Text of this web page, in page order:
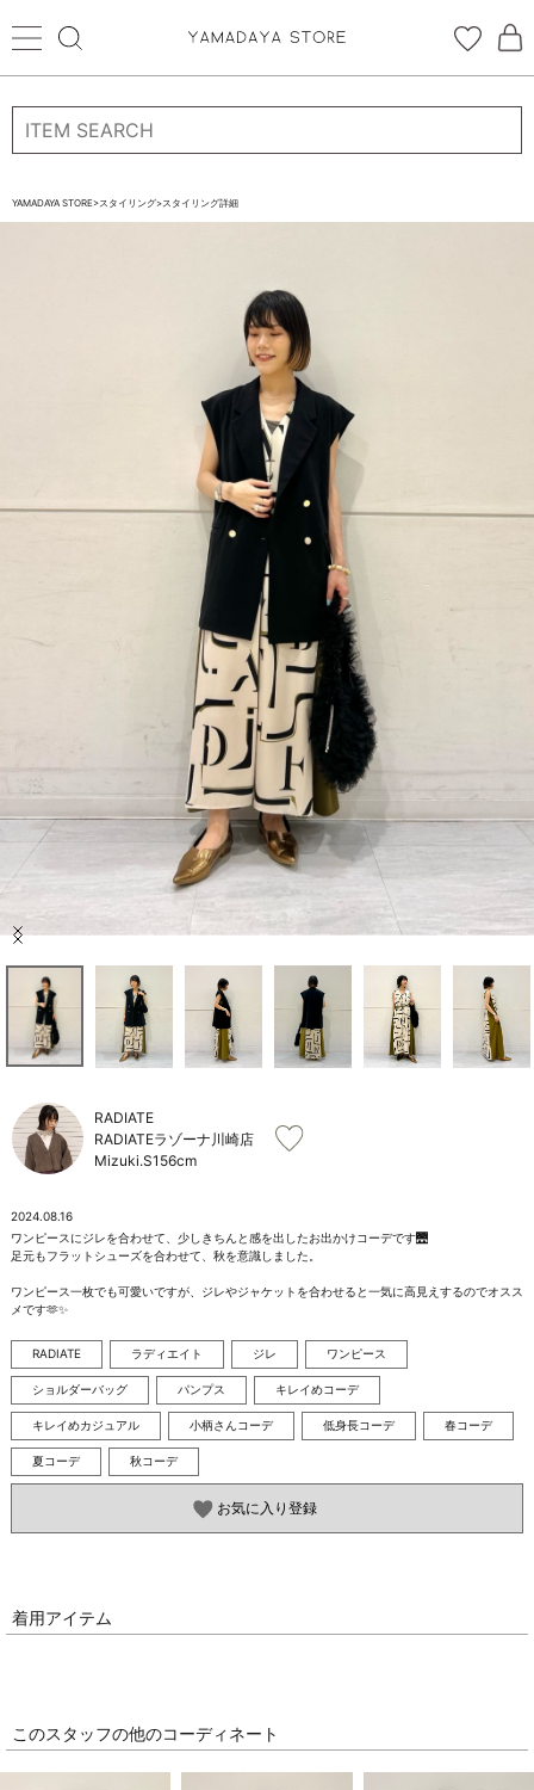
ログイン 新規会員登録
STORE BRAND・LABELから探す
NEWS
ブランド一覧
ご利用ガイド/ヘルプ
YAMADAYA STORE>スタイリング>スタイリング詳細
Item
RADIATE
RADIATEラゾーナ川崎店
Mizuki.S156cm
2024.08.16
ワンピースにジレを合わせて、少しきちんと感を出したお出かけコーデです🌉
足元もフラットシューズを合わせて、秋を意識しました。
ワンピース一枚でも可愛いですが、ジレやジャケットを合わせると一気に高見えするのでオスス
メです🫶✨
RADIATE ラディエイト ジレ ワンピース
ショルダーバッグ パンプス キレイめコーデ
キレイめカジュアル 小柄さんコーデ 低身長コーデ 春コーデ
夏コーデ 秋コーデ
お気に入り登録
着用アイテム
このスタッフの他のコーディネート